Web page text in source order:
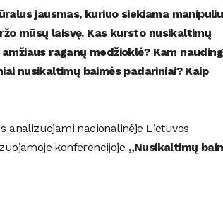
jausmas, kuriuo siekiama
mūsų laisvę. Kas kursto nusikaltimų
raganų medžioklė? Kam
nusikaltimų baimės padariniai? Kaip
analizuojami nacionalinėje Lietuvos
konferencijoje „Nusikaltimų